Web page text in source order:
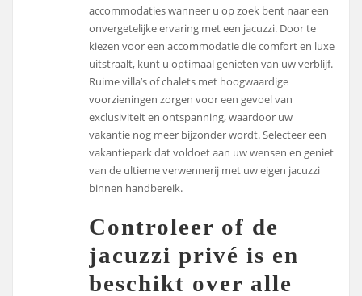
accommodaties wanneer u op zoek bent naar een
onvergetelijke ervaring met een jacuzzi. Door te
kiezen voor een accommodatie die comfort en luxe
uitstraalt, kunt u optimaal genieten van uw verblijf.
Ruime villa’s of chalets met hoogwaardige
voorzieningen zorgen voor een gevoel van
exclusiviteit en ontspanning, waardoor uw
vakantie nog meer bijzonder wordt. Selecteer een
vakantiepark dat voldoet aan uw wensen en geniet
van de ultieme verwennerij met uw eigen jacuzzi
binnen handbereik.
Controleer of de
jacuzzi privé is en
beschikt over alle